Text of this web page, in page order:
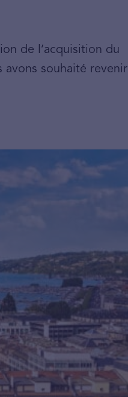
de l’acquisition du
avons souhaité revenir